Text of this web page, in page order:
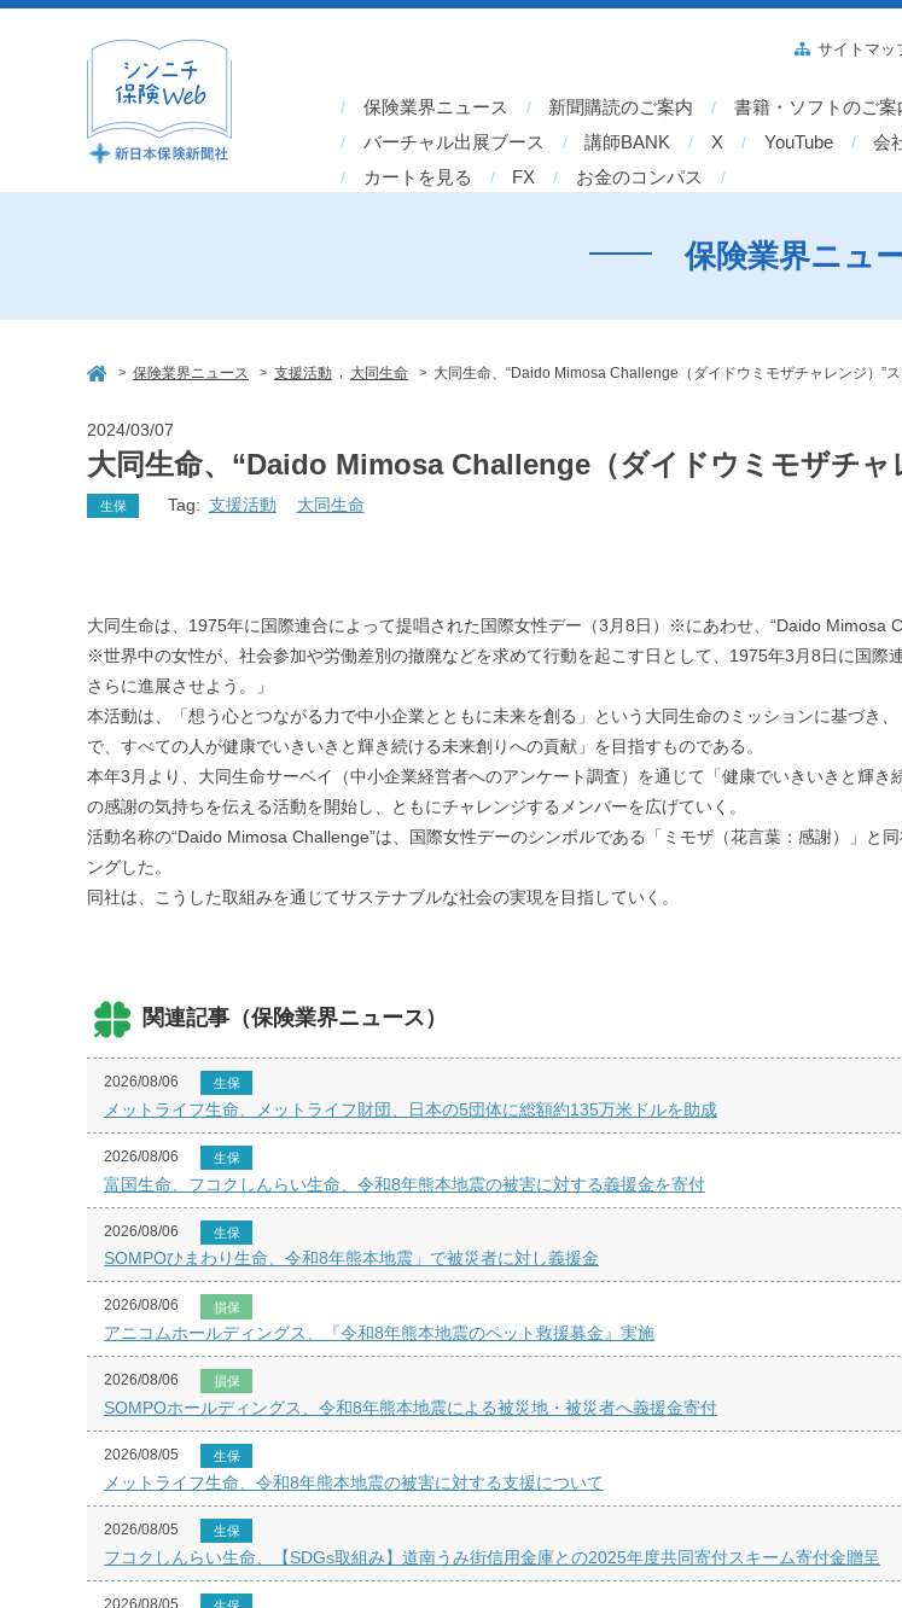
保険業界ニュース 新聞購読のご案内 書籍・ソフトのご案
バーチャル出展ブース
講師BANK X YouTube 会
カートを見る
FX お金のコンパス
サイトマッ
保険業界ニュ
> 保険業界ニュース > 支援活動 大同生命 > 大同生命、“Daido Mimosa Challenge（ダイドウミモザチャレンジ）”ス
2024/03/07
大同生命、“Daido Mimosa Challenge（ダイドウミモザチャ
生保 Tag: 支援活動 大同生命
大同生命は、1975年に国際連合によって提唱された国際女性デー（3月8日）※にあわせ、“Daido Mimosa
※世界中の女性が、社会参加や労働差別の撤廃などを求めて行動を起こす日として、1975年3月8日に国際
さらに進展させよう。」
本活動は、「想う心とつながる力で中小企業とともに未来を創る」という大同生命のミッションに基づき
で、すべての人が健康でいきいきと輝き続ける未来創りへの貢献」を目指すものである。
本年3月より、大同生命サーベイ（中小企業経営者へのアンケート調査）を通じて「健康でいきいきと輝
の感謝の気持ちを伝える活動を開始し、ともにチャレンジするメンバーを広げていく。
活動名称の“Daido Mimosa Challenge”は、国際女性デーのシンボルである「ミモザ（花言葉：感謝）」と
ングした。
同社は、こうした取組みを通じてサステナブルな社会の実現を目指していく。
関連記事（保険業界ニュース）
2026/08/06 生保
メットライフ生命、メットライフ財団、日本の5団体に総額約135万米ドルを助成
2026/08/06 生保
富国生命、フコクしんらい生命、令和8年熊本地震の被害に対する義援金を寄付
2026/08/06 生保
SOMPOひまわり生命、令和8年熊本地震」で被災者に対し義援金
2026/08/06 損保
アニコムホールディングス、『令和8年熊本地震のペット救援募金』実施
2026/08/06 損保
SOMPOホールディングス、令和8年熊本地震による被災地・被災者へ義援金寄付
2026/08/05 生保
メットライフ生命、令和8年熊本地震の被害に対する支援について
2026/08/05 生保
フコクしんらい生命、【SDGs取組み】道南うみ街信用金庫との2025年度共同寄付スキーム寄付金贈呈
2026/08/05